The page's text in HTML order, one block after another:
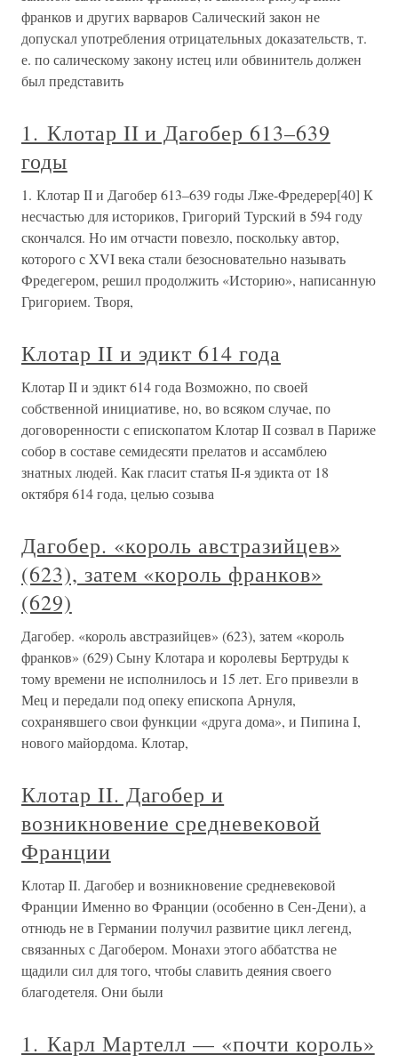
франков и других варваров Салический закон не
допускал употребления отрицательных доказательств, т.
е. по салическому закону истец или обвинитель должен
был представить
1. Клотар II и Дагобер 613–639
годы
1. Клотар II и Дагобер 613–639 годы Лже-Фредерер[40] К
несчастью для историков, Григорий Турский в 594 году
скончался. Но им отчасти повезло, поскольку автор,
которого с XVI века стали безосновательно называть
Фредегером, решил продолжить «Историю», написанную
Григорием. Творя,
Клотар II и эдикт 614 года
Клотар II и эдикт 614 года Возможно, по своей
собственной инициативе, но, во всяком случае, по
договоренности с епископатом Клотар II созвал в Париже
собор в составе семидесяти прелатов и ассамблею
знатных людей. Как гласит статья II-я эдикта от 18
октября 614 года, целью созыва
Дагобер. «король австразийцев»
(623), затем «король франков»
(629)
Дагобер. «король австразийцев» (623), затем «король
франков» (629) Сыну Клотара и королевы Бертруды к
тому времени не исполнилось и 15 лет. Его привезли в
Мец и передали под опеку епископа Арнуля,
сохранявшего свои функции «друга дома», и Пипина I,
нового майордома. Клотар,
Клотар II. Дагобер и
возникновение средневековой
Франции
Клотар II. Дагобер и возникновение средневековой
Франции Именно во Франции (особенно в Сен-Дени), а
отнюдь не в Германии получил развитие цикл легенд,
связанных с Дагобером. Монахи этого аббатства не
щадили сил для того, чтобы славить деяния своего
благодетеля. Они были
1. Карл Мартелл — «почти король»